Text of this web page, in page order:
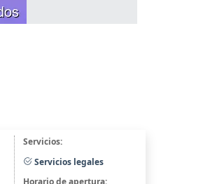
Servicios:
Servicios legales